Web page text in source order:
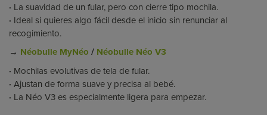
· La suavidad de un fular, pero con cierre tipo mochila.
· Ideal si quieres algo fácil desde el inicio sin renunciar al
recogimiento.
→ Néobulle MyNéo / Néobulle Néo V3
· Mochilas evolutivas de tela de fular.
· Ajustan de forma suave y precisa al bebé.
· La Néo V3 es especialmente ligera para empezar.